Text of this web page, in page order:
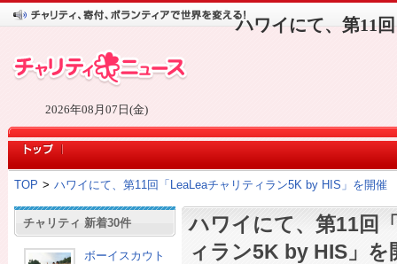
2026年08月07日(金)
ハワイにて、第11
TOP > ハワイにて、第11回「LeaLeaチャリティラン5K by HIS」を開催
チャリティ 新着30件
ボーイスカウト
ハワイにて、第11回
ィラン5K by HIS」を